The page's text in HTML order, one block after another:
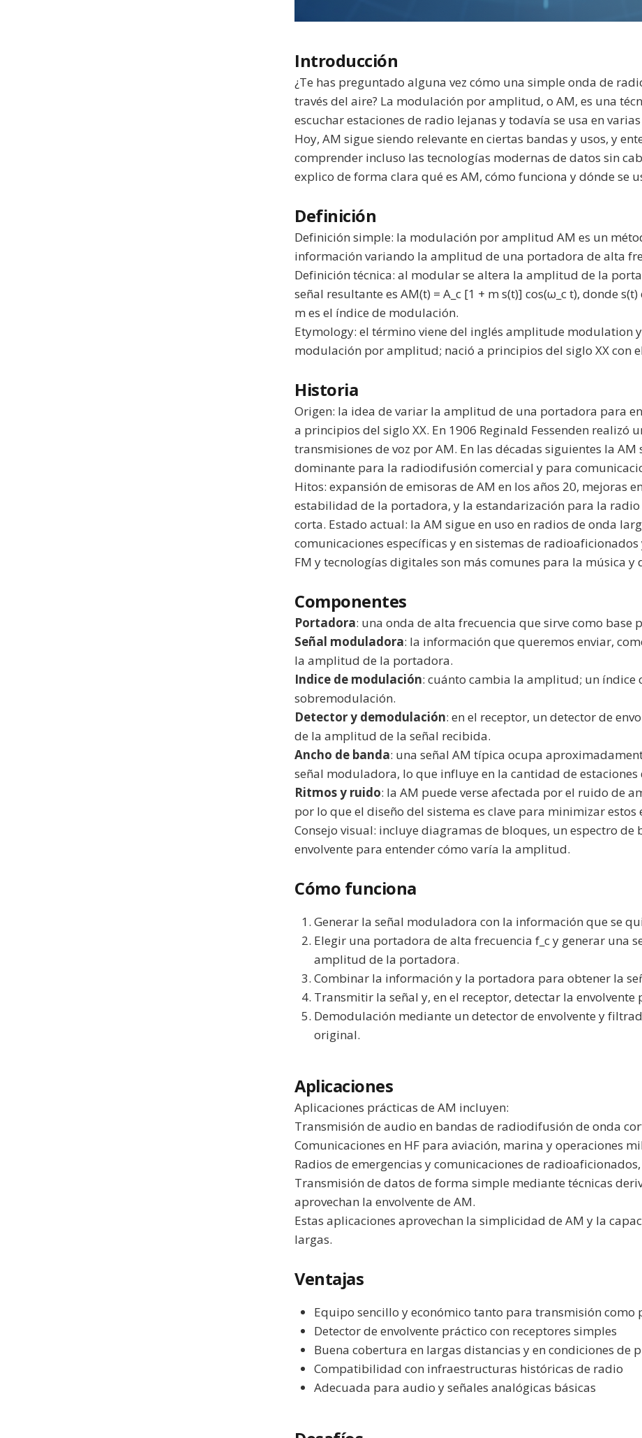
Introducción
¿Te has preguntado alguna vez cómo una simple onda de
través del aire? La modulación por amplitud, o AM, es una
escuchar estaciones de radio lejanas y todavía se usa en
Hoy, AM sigue siendo relevante en ciertas bandas y usos, y
comprender incluso las tecnologías modernas de datos sin
explico de forma clara qué es AM, cómo funciona y dónde se
Definición
Definición simple: la modulación por amplitud AM es un
información variando la amplitud de una portadora de alta
Definición técnica: al modular se altera la amplitud de la
señal resultante es AM(t) = A_c [1 + m s(t)] cos(ω_c t), donde
m es el índice de modulación.
Etymology: el término viene del inglés amplitude modulation
modulación por amplitud; nació a principios del siglo XX con
Historia
Origen: la idea de variar la amplitud de una portadora para
a principios del siglo XX. En 1906 Reginald Fessenden realizó
transmisiones de voz por AM. En las décadas siguientes la AM
dominante para la radiodifusión comercial y para
Hitos: expansión de emisoras de AM en los años 20, mejoras
estabilidad de la portadora, y la estandarización para la
corta. Estado actual: la AM sigue en uso en radios de onda
comunicaciones específicas y en sistemas de
FM y tecnologías digitales son más comunes para la música y
Componentes
Portadora: una onda de alta frecuencia que sirve como base
Señal moduladora: la información que queremos enviar,
la amplitud de la portadora.
Indice de modulación: cuánto cambia la amplitud; un índice
sobremodulación.
Detector y demodulación: en el receptor, un detector de
de la amplitud de la señal recibida.
Ancho de banda: una señal AM típica ocupa
señal moduladora, lo que influye en la cantidad de estaciones
Ritmos y ruido: la AM puede verse afectada por el ruido de
por lo que el diseño del sistema es clave para minimizar estos
Consejo visual: incluye diagramas de bloques, un espectro
envolvente para entender cómo varía la amplitud.
Cómo funciona
Generar la señal moduladora con la información que se
Elegir una portadora de alta frecuencia f_c y generar una
amplitud de la portadora.
Combinar la información y la portadora para obtener la
Transmitir la señal y, en el receptor, detectar la envolvente
Demodulación mediante un detector de envolvente y
original.
Aplicaciones
Aplicaciones prácticas de AM incluyen:
Transmisión de audio en bandas de radiodifusión de onda
Comunicaciones en HF para aviación, marina y operaciones
Radios de emergencias y comunicaciones de radioaficionados,
Transmisión de datos de forma simple mediante técnicas
aprovechan la envolvente de AM.
Estas aplicaciones aprovechan la simplicidad de AM y la
largas.
Ventajas
Equipo sencillo y económico tanto para transmisión como
Detector de envolvente práctico con receptores simples
Buena cobertura en largas distancias y en condiciones de
Compatibilidad con infraestructuras históricas de radio
Adecuada para audio y señales analógicas básicas